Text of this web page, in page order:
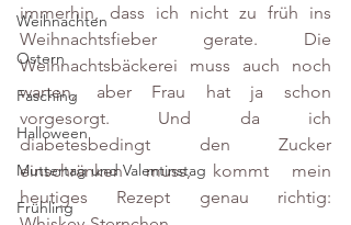
Weihnachten
Ostern
Fasching
Halloween
Muttertag und Valentinstag
Frühling
immerhin, dass ich nicht zu früh ins
Weihnachtsfieber gerate. Die
Weihnachtsbäckerei muss auch noch
warten, aber Frau hat ja schon
vorgesorgt. Und da ich
diabetesbedingt den Zucker
einschränken muss, kommt mein
heutiges Rezept genau richtig: